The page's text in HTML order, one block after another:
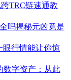
TRC链速通教
吗揭秘元凶竟是
眼行情能让你惊
数字资产：从此